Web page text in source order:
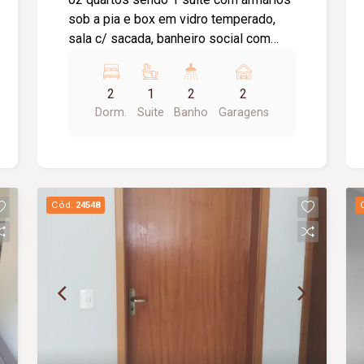
sob a pia e box em vidro temperado,
sala c/ sacada, banheiro social com
cozinha com armários, área de serviços
com armários, 02 vagas de garagem.
portaria 24 horas, salão de festas,
MUDANÇA ENTRADA E SAIDA APROX:
R$ 120,00 . * RESTRIÇÃO P/
REPÚBLICA E CACHORRO *
2
Dorm.
1
Suite
2
Banho
2
Garagens
Cód. 24548